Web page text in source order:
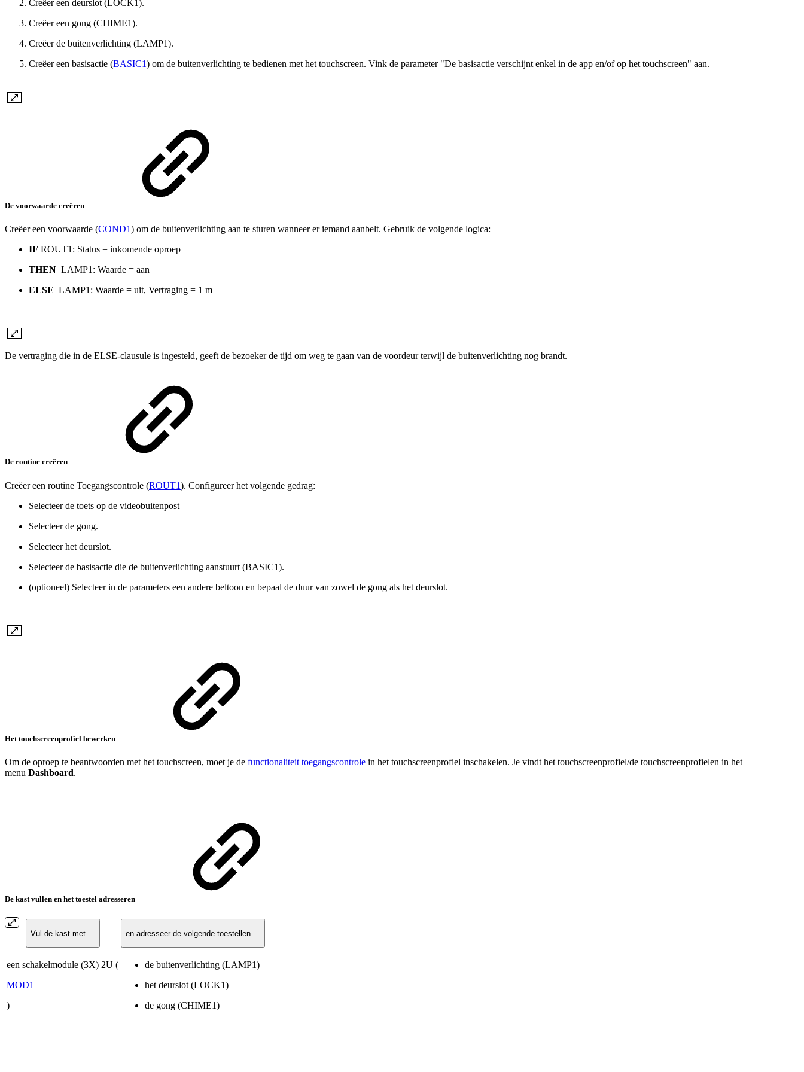
Creëer een deurslot (LOCK1).
Creëer een gong (CHIME1).
Creëer de buitenverlichting (LAMP1).
Creëer een basisactie (BASIC1) om de buitenverlichting te bedienen met het touchscreen. Vink de parameter "De basisactie verschijnt enkel in de app en/of op het touchscreen" aan.
De voorwaarde creëren
Creëer een voorwaarde (COND1) om de buitenverlichting aan te sturen wanneer er iemand aanbelt. Gebruik de volgende logica:
IF ROUT1: Status = inkomende oproep
THEN LAMP1: Waarde = aan
ELSE LAMP1: Waarde = uit, Vertraging = 1 m
De vertraging die in de ELSE-clausule is ingesteld, geeft de bezoeker de tijd om weg te gaan van de voordeur terwijl de buitenverlichting nog brandt.
De routine creëren
Creëer een routine Toegangscontrole (ROUT1). Configureer het volgende gedrag:
Selecteer de toets op de videobuitenpost
Selecteer de gong.
Selecteer het deurslot.
Selecteer de basisactie die de buitenverlichting aanstuurt (BASIC1).
(optioneel) Selecteer in de parameters een andere beltoon en bepaal de duur van zowel de gong als het deurslot.
Het touchscreenprofiel bewerken
Om de oproep te beantwoorden met het touchscreen, moet je de functionaliteit toegangscontrole in het touchscreenprofiel inschakelen. Je vindt het touchscreenprofiel/de touchscreenprofielen in het
menu Dashboard.
De kast vullen en het toestel adresseren
Vul de kast met ... en adresseer de volgende toestellen ...
een schakelmodule (3X) 2U (
MOD1
)
de buitenverlichting (LAMP1)
het deurslot (LOCK1)
de gong (CHIME1)